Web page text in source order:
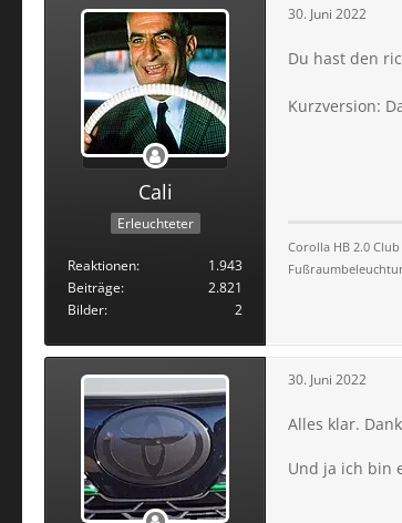
Cali
Erleuchteter
Reaktionen
1.943
Beiträge
2.821
Bilder
2
30. Juni 2022
Du hast den
Kurzversion:
Corolla HB 2.0
30. Juni 2022
Alles klar.
Und ja ich bin